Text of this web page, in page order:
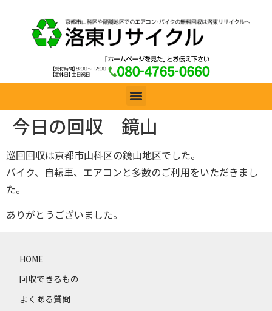
今日の回収 鏡山
巡回回収は京都市山科区の鏡山地区でした。
バイク、自転車、エアコンと多数のご利用をいただきまし
た。
ありがとうございました。
HOME
回収できるもの
よくある質問